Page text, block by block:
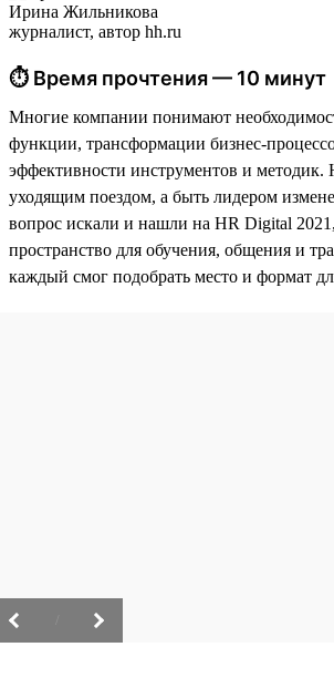
Ирина Жильникова
журналист, автор hh.ru
⏱ Время прочтения — 10 минут
Многие компании понимают
функции, трансформации бизнес-
эффективности инструментов и методик.
уходящим поездом, а быть лидером
вопрос искали и нашли на HR Digital
пространство для обучения, общения и
каждый смог подобрать место и формат